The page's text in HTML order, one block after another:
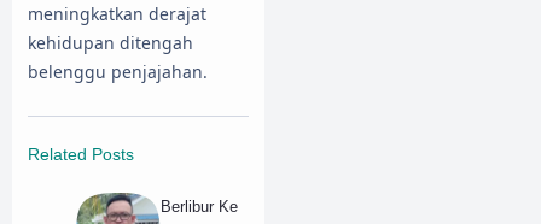
meningkatkan derajat
kehidupan ditengah
belenggu penjajahan.
Related Posts
Berlibur Ke